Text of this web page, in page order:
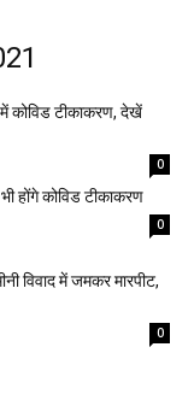
कोविड टीकाकरण, देखें
0
होंगे कोविड टीकाकरण
0
विवाद में जमकर मारपीट,
0